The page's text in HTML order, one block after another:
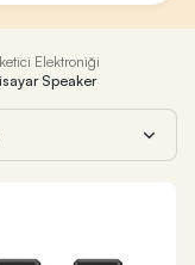
Elektroniği
Speaker